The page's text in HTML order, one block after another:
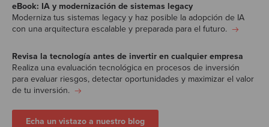
Echa un vistazo a nuestro blog
eBook: IA y modernización de sistemas legacy
Moderniza tus sistemas legacy y haz posible la adopción de IA
con una arquitectura escalable y preparada para el futuro.
Revisa la tecnología antes de invertir en cualquier empresa
Realiza una evaluación tecnológica en procesos de inversión
para evaluar riesgos, detectar oportunidades y maximizar el valor
de tu inversión.